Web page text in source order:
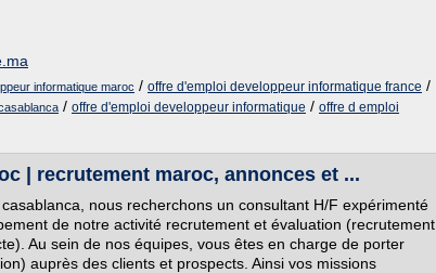
informatique maroc / offre d'emploi developpeur informatique france /
/ offre d'emploi developpeur informatique / offre d emploi
| recrutement maroc, annonces et ...
nous recherchons un consultant H/F expérimenté
de notre activité recrutement et évaluation (recrutement
Au sein de nos équipes, vous êtes en charge de porter
auprès des clients et prospects. Ainsi vos missions